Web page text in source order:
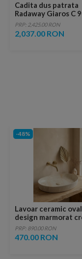
Cadita dus patrata
Radaway Giaros C
90 x H4 cm, alb
PRP: 2,425.00 RON
2,037.00 RON
-48%
Lavoar ceramic
design marmorat
lucios cu vene aurii,
ventil inclus
PRP: 890.00 RON
470.00 RON